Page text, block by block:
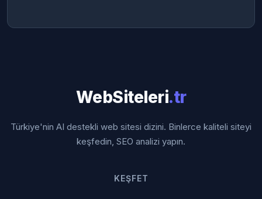
WebSiteleri.tr
Türkiye'nin AI destekli web sitesi dizini. Binlerce kaliteli siteyi
keşfedin, SEO analizi yapın.
KEŞFET